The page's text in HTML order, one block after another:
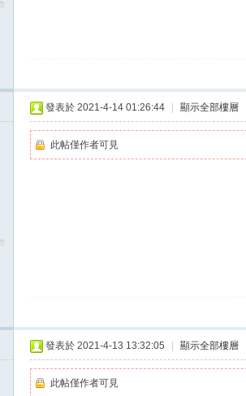
發表於 2021-4-14 01:26:44 顯示全部樓層
此帖僅作者可見
發表於 2021-4-13 13:32:05 顯示全部樓層
此帖僅作者可見